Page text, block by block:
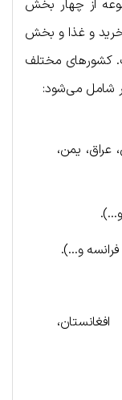
از چهار بخش
خرید و غذا و بخش
کشورهای مختلف
شامل می‌شود:
عراق، یمن،
فرانسه و…).